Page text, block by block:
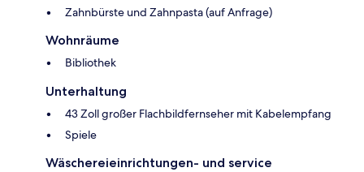
Zahnbürste und Zahnpasta (auf Anfrage)
Wohnräume
Bibliothek
Unterhaltung
43 Zoll großer Flachbildfernseher mit Kabelempfang
Spiele
Wäschereieinrichtungen- und service